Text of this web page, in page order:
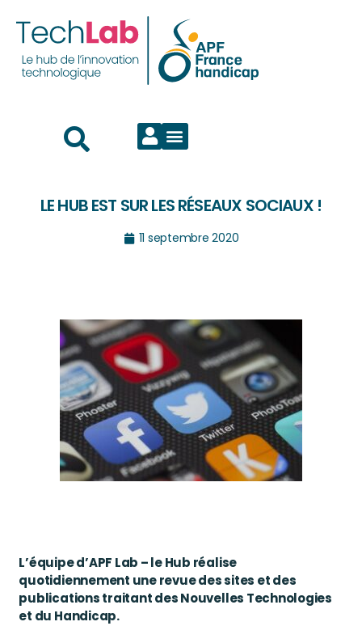
LE HUB EST SUR LES RÉSEAUX SOCIAUX !
11 septembre 2020
L’équipe d’APF Lab – le Hub réalise
quotidiennement une revue des sites et des
publications traitant des Nouvelles Technologies
et du Handicap.